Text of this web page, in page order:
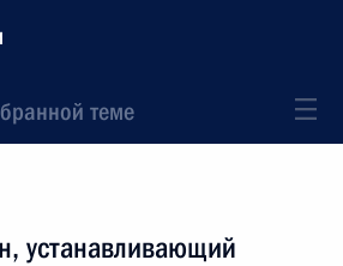
теме
устанавливающий